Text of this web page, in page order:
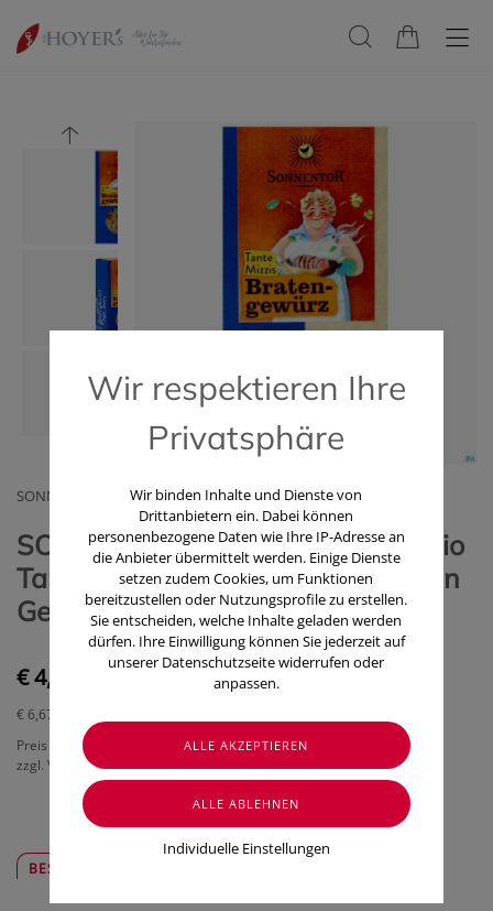
SONNENTOR KRAEUTERHANDELSGMBH
SONNENTOR Gewürzmischung/bio
Tante Mizzis Bratengewürz Braten
Gewürz 00743 60g
€ 4,00
€ 6,67
Preis inkl. MwSt.
zzgl. Versandkosten
BESCHREIBUNG
Wir respektieren Ihre
Privatsphäre
Wir binden Inhalte und Dienste von
Drittanbietern ein. Dabei können
personenbezogene Daten wie Ihre IP-Adresse an
die Anbieter übermittelt werden. Einige Dienste
setzen zudem Cookies, um Funktionen
bereitzustellen oder Nutzungsprofile zu erstellen.
Sie entscheiden, welche Inhalte geladen werden
dürfen. Ihre Einwilligung können Sie jederzeit auf
unserer Datenschutzseite widerrufen oder
anpassen.
Individuelle Einstellungen